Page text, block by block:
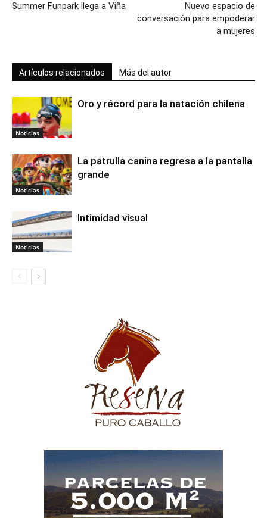
Summer Funpark llega a Viña
Nuevo espacio de
conversación para empoderar
a mujeres
Artículos relacionados Más del autor
Noticias
Oro y récord para la natación chilena
Noticias
La patrulla canina regresa a la pantalla
grande
Noticias
Intimidad visual